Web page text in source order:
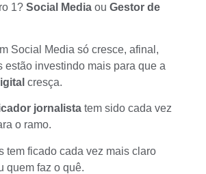
1? Social Media ou Gestor de
Social Media só cresce, afinal,
estão investindo mais para que a
cresça.
jornalista tem sido cada vez
o ramo.
tem ficado cada vez mais claro
quem faz o quê.